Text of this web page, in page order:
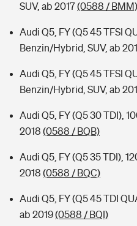
SUV, ab 2017(0588 / BMM)
Audi Q5, FY (Q5 45 TFSI
Benzin/Hybrid, SUV, ab
Audi Q5, FY (Q5 45 TFSI
Benzin/Hybrid, SUV, ab
Audi Q5, FY (Q5 30 TDI),
2018 (0588 / BQB)
Audi Q5, FY (Q5 35 TDI),
2018 (0588 / BQC)
Audi Q5, FY (Q5 45 TDI
ab 2019(0588 / BQI)